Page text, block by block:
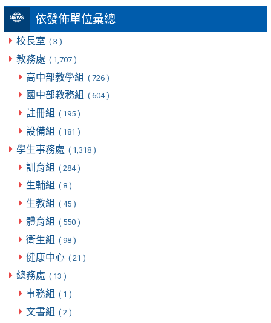
依發佈單位彙總
校長室 ( 3 )
教務處 ( 1,707 )
高中部教學組 ( 726 )
國中部教務組 ( 604 )
註冊組 ( 195 )
設備組 ( 181 )
學生事務處 ( 1,318 )
訓育組 ( 284 )
生輔組 ( 8 )
生教組 ( 45 )
體育組 ( 550 )
衛生組 ( 98 )
健康中心 ( 21 )
總務處 ( 13 )
事務組 ( 1 )
文書組 ( 2 )